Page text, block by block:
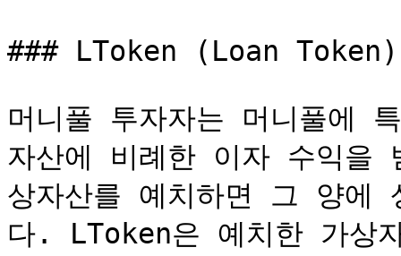
### LToken (Loan Token)
머니풀 투자자는 머니풀에
자산에 비례한 이자 수익
상자산를 예치하면 그 양에
다. LToken은 예치한 가상